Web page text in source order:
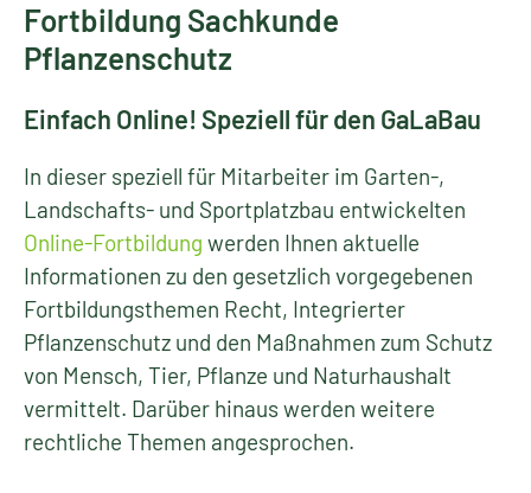
Fortbildung Sachkunde
Pflanzenschutz
Einfach Online! Speziell für den GaLaBau
In dieser speziell für Mitarbeiter im Garten-,
Landschafts- und Sportplatzbau entwickelten
Online-Fortbildung werden Ihnen aktuelle
Informationen zu den gesetzlich vorgegebenen
Fortbildungsthemen Recht, Integrierter
Pflanzenschutz und den Maßnahmen zum Schutz
von Mensch, Tier, Pflanze und Naturhaushalt
vermittelt. Darüber hinaus werden weitere
rechtliche Themen angesprochen.